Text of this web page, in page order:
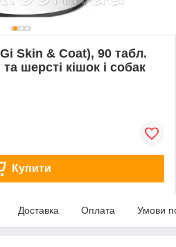
Skin & Coat), 90 табл.
шерсті кішок і собак
Купити
Доставка Оплата Умови